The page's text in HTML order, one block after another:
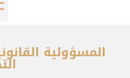
المسؤولية